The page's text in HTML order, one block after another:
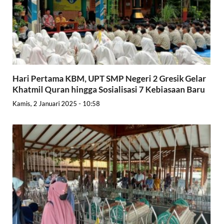
Hari Pertama KBM, UPT SMP Negeri 2 Gresik Gelar
Khatmil Quran hingga Sosialisasi 7 Kebiasaan Baru
Kamis, 2 Januari 2025 - 10:58